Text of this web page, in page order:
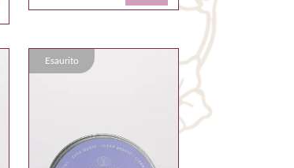
Esaurito